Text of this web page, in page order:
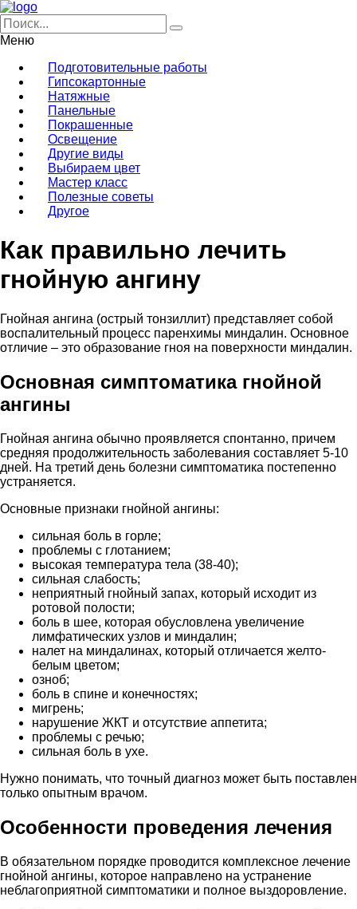
Меню
Подготовительные работы
Гипсокартонные
Натяжные
Панельные
Покрашенные
Освещение
Другие виды
Выбираем цвет
Мастер класс
Полезные советы
Другое
Как правильно лечить
гнойную ангину
Гнойная ангина (острый тонзиллит) представляет собой
воспалительный процесс паренхимы миндалин. Основное
отличие – это образование гноя на поверхности миндалин.
Основная симптоматика гнойной
ангины
Гнойная ангина обычно проявляется спонтанно, причем
средняя продолжительность заболевания составляет 5-10
дней. На третий день болезни симптоматика постепенно
устраняется.
Основные признаки гнойной ангины:
сильная боль в горле;
проблемы с глотанием;
высокая температура тела (38-40);
сильная слабость;
неприятный гнойный запах, который исходит из
ротовой полости;
боль в шее, которая обусловлена увеличение
лимфатических узлов и миндалин;
налет на миндалинах, который отличается желто-
белым цветом;
озноб;
боль в спине и конечностях;
мигрень;
нарушение ЖКТ и отсутствие аппетита;
проблемы с речью;
сильная боль в ухе.
Нужно понимать, что точный диагноз может быть поставлен
только опытным врачом.
Особенности проведения лечения
В обязательном порядке проводится комплексное лечение
гнойной ангины, которое направлено на устранение
неблагоприятной симптоматики и полное выздоровление.